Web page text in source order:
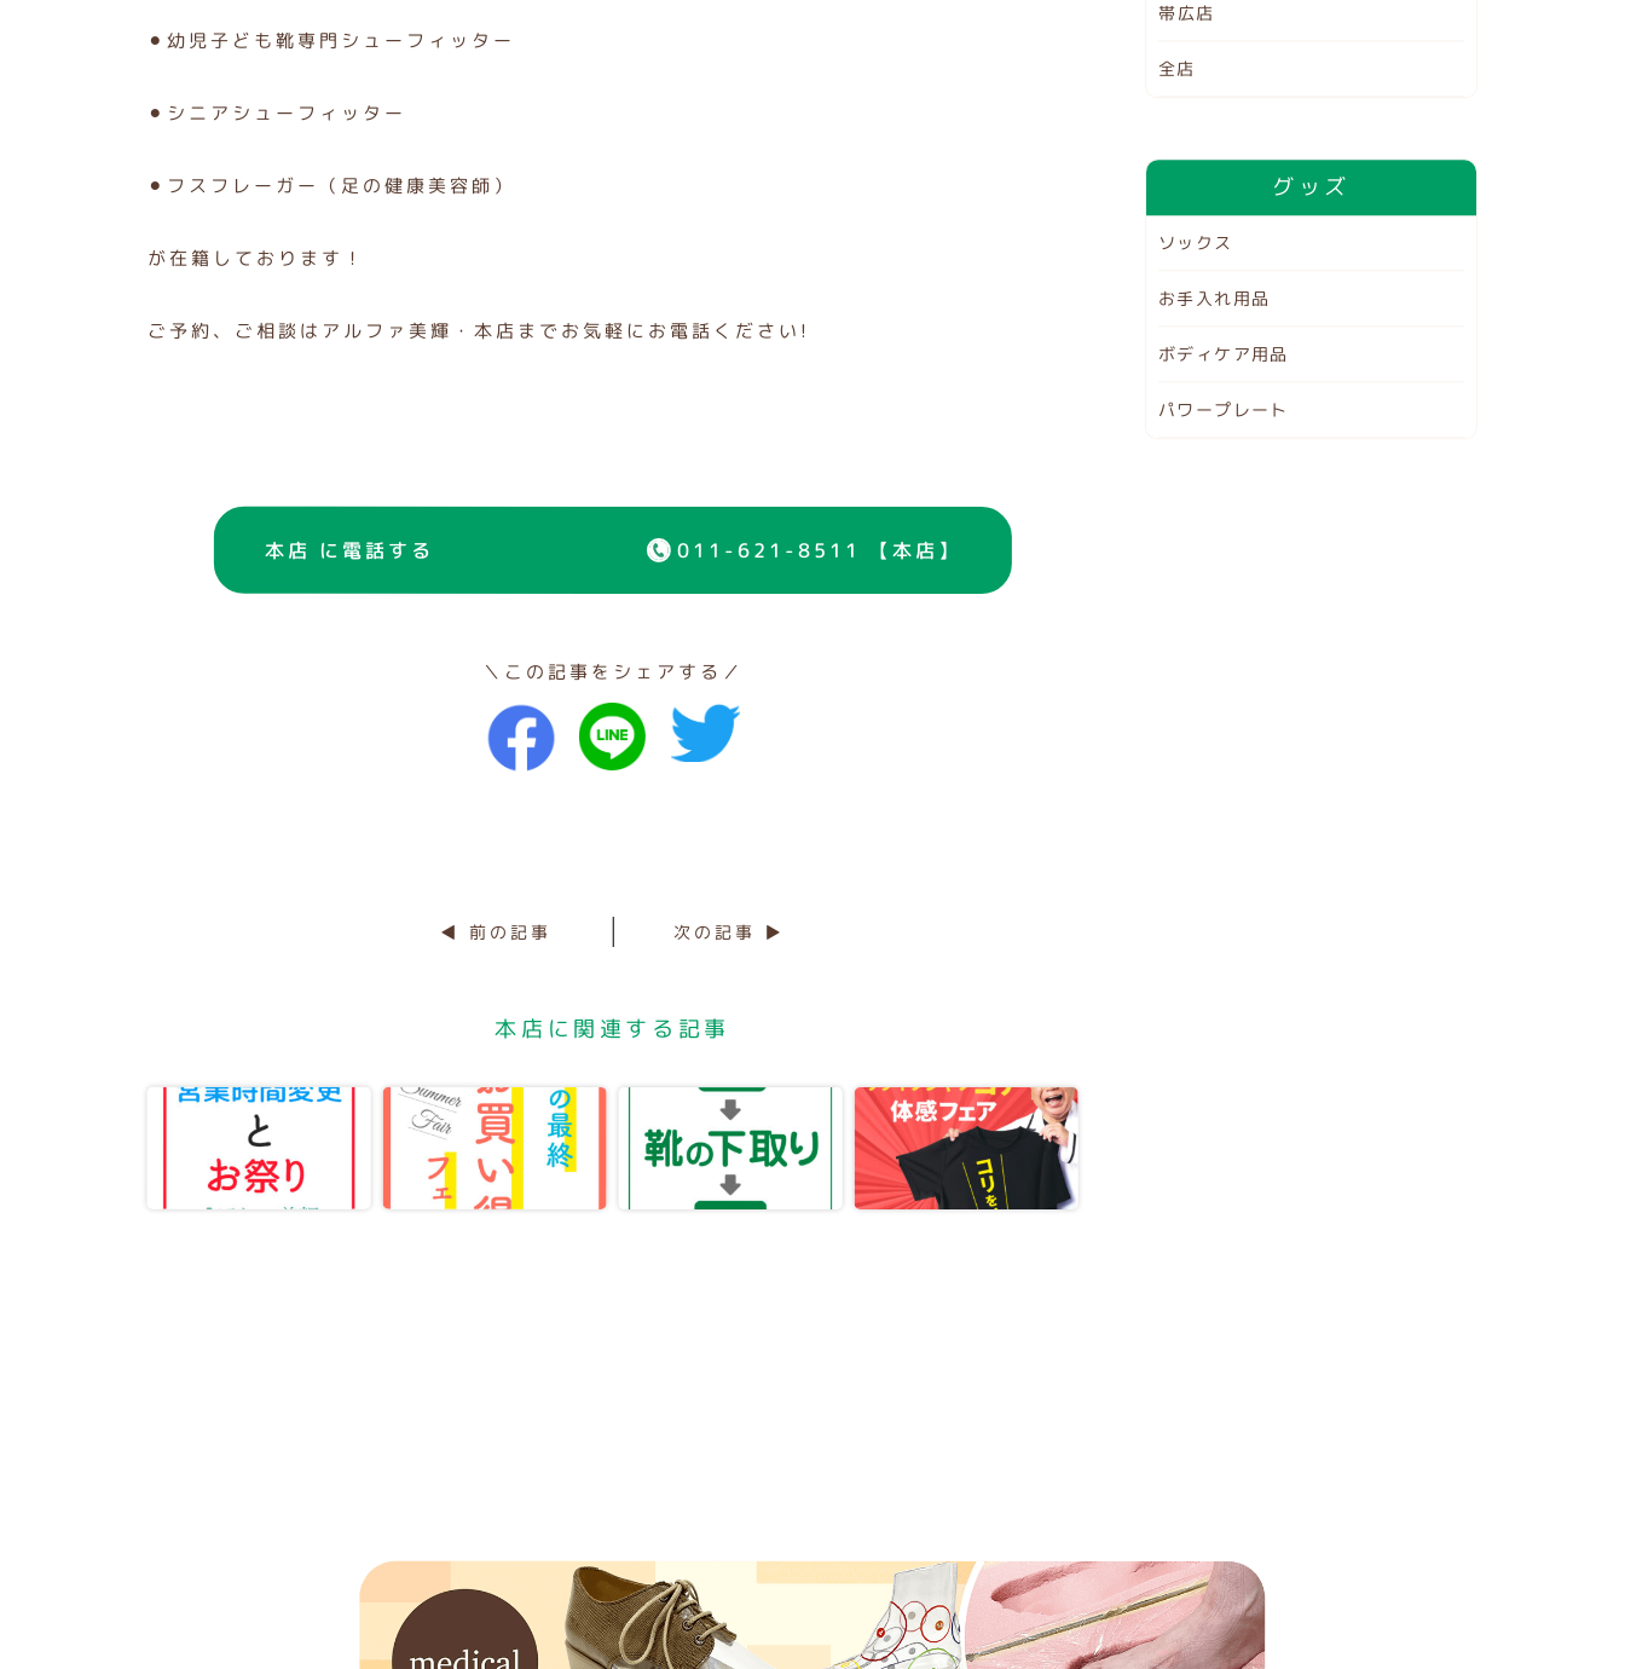
⚫︎幼児子ども靴専門シューフィッター
⚫︎シニアシューフィッター
⚫︎フスフレーガー（足の健康美容師）
が在籍しております！
ご予約、ご相談はアルファ美輝・本店までお気軽にお電話ください!
本店 に電話する 011-621-8511 【本店】
＼この記事をシェアする／
◀ 前の記事 次の記事 ▶
本店に関連する記事
帯広店
全店
グッズ
ソックス
お手入れ用品
ボディケア用品
パワープレート